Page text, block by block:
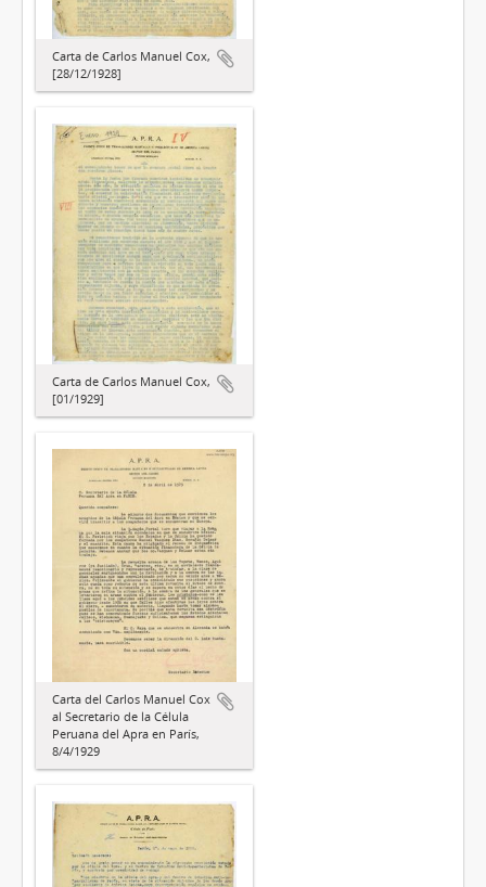
Carta de Carlos Manuel Cox,
[28/12/1928]
Carta de Carlos Manuel Cox,
[01/1929]
Carta del Carlos Manuel Cox
al Secretario de la Célula
Peruana del Apra en París,
8/4/1929